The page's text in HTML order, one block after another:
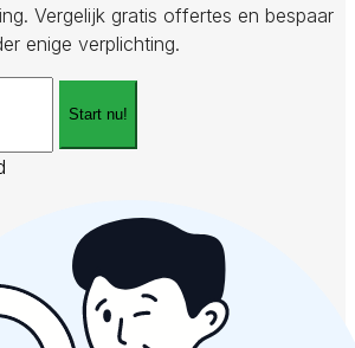
Vergelijk gratis offertes en bespaar
enige verplichting.
Start nu!